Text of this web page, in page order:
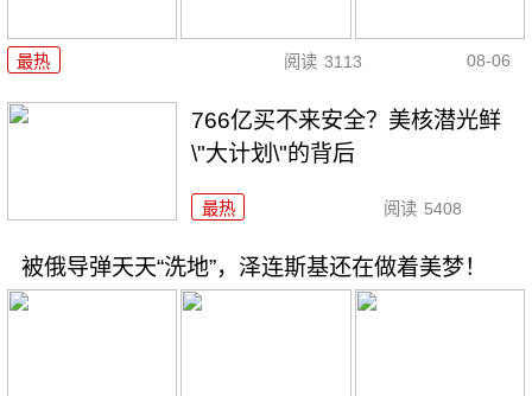
最热 阅读 3113 08-06
766亿买不来安全？美核潜光鲜
\"大计划\"的背后
最热 阅读 5408
被俄导弹天天“洗地”，泽连斯基还在做着美梦！